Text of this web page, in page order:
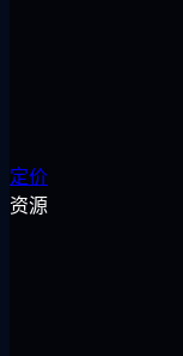
定价
资源